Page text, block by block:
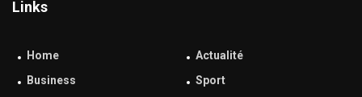
Links
Home
Actualité
Business
Sport